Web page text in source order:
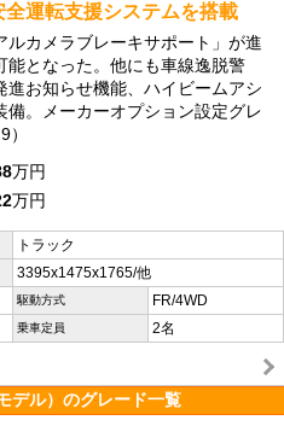
運転支援システムを搭載
カメラブレーキサポート」が進
となった。他にも車線逸脱警
お知らせ機能、ハイビームアシ
。メーカーオプション設定グレ
万円
万円
トラック
3395x1475x1765/他
駆動方式 FR/4WD
乗車定員 2名
デル）のグレード一覧